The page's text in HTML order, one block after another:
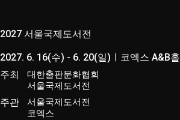
2027 서울국제도서전
2027. 6. 16(수) - 6. 20(일)ㅣ코엑스 A&B홀
주최
대한출판문화협회
서울국제도서전
주관
서울국제도서전
코엑스